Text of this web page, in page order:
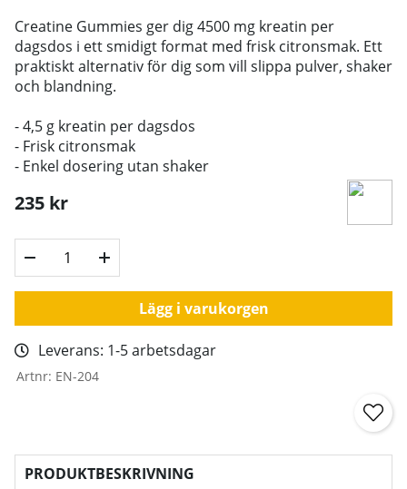
Creatine Gummies ger dig 4500 mg kreatin per
dagsdos i ett smidigt format med frisk citronsmak. Ett
praktiskt alternativ för dig som vill slippa pulver, shaker
och blandning.
- 4,5 g kreatin per dagsdos
- Frisk citronsmak
- Enkel dosering utan shaker
235 kr
Lägg i varukorgen
Leverans: 1-5 arbetsdagar
Artnr: EN-204
PRODUKTBESKRIVNING